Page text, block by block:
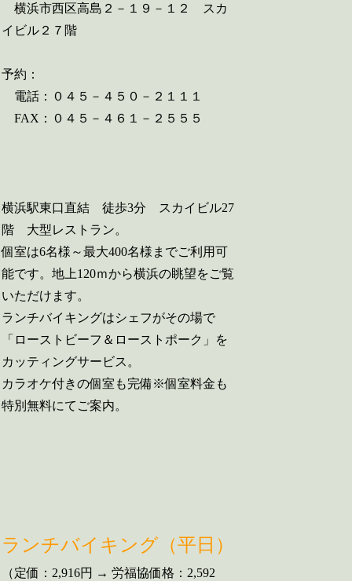
横浜市西区高島２－１９－１２ スカ
イビル２７階
予約：
電話：０４５－４５０－２１１１
FAX：０４５－４６１－２５５５
横浜駅東口直結 徒歩3分 スカイビル27
階 大型レストラン。
個室は6名様～最大400名様までご利用可
能です。地上120ｍから横浜の眺望をご覧
いただけます。
ランチバイキングはシェフがその場で
「ローストビーフ＆ローストポーク」を
カッティングサービス。
カラオケ付きの個室も完備※個室料金も
特別無料にてご案内。
ランチバイキング（平日）
（定価：2,916円 → 労福協価格：2,592